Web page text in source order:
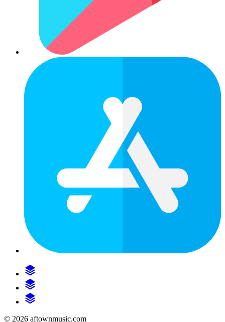
© 2026 aftownmusic.com